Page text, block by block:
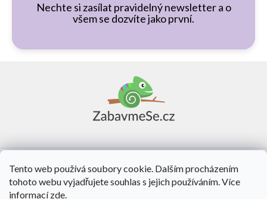
Tento web používá soubory cookie. Dalším procházením
tohoto webu vyjadřujete souhlas s jejich používáním. Více
informacízde.
Nechte si zasílat pravidelný newsletter a o
všem se dozvíte jako první.
O nás